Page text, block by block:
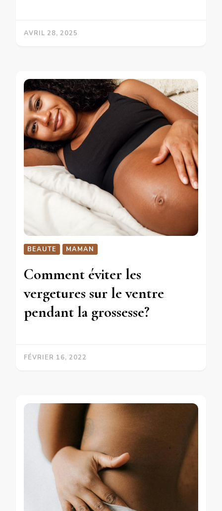
AVRIL 28, 2025
BEAUTE MAMAN
Comment éviter les
vergetures sur le ventre
pendant la grossesse?
FÉVRIER 16, 2022